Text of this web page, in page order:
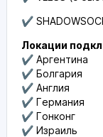
✔️
Локации
✔️ Аргентина
✔️ Болгария
✔️ Англия
✔️ Германия
✔️ Гонконг
✔️ Израиль